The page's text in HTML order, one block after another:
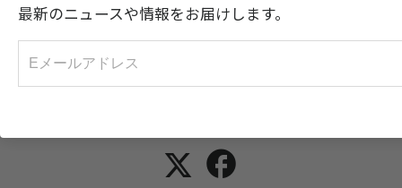
最新のニュースや情報をお届けします。